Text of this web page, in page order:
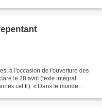
à l'occasion de l'ouverture des
le 28 avril (texte intégral
« Dans le monde